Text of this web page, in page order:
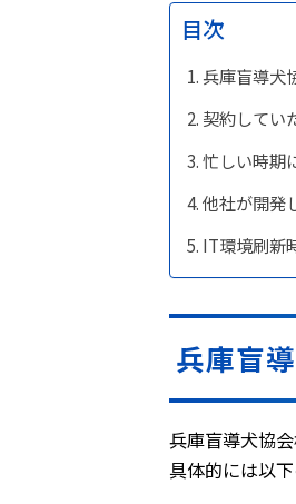
目次
兵庫盲導犬
契約してい
忙しい時期
他社が開発
IT環境刷新
兵庫盲
兵庫盲導犬協
具体的には以